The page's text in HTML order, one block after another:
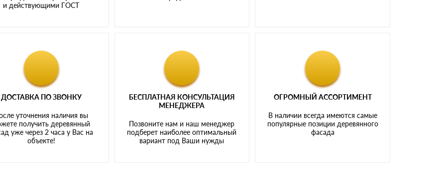
и действующими ГОСТ
ДОСТАВКА ПО ЗВОНКУ
уточнения наличия вы
получить деревянный
уже через 2 часа у Вас на
объекте!
БЕСПЛАТНАЯ КОНСУЛЬТАЦИЯ
МЕНЕДЖЕРА
Позвоните нам и наш менеджер
подберет наиболее оптимальный
вариант под Ваши нужды
ОГРОМНЫЙ АССОРТИМЕНТ
В наличии всегда имеются самые
популярные позиции деревянного
фасада